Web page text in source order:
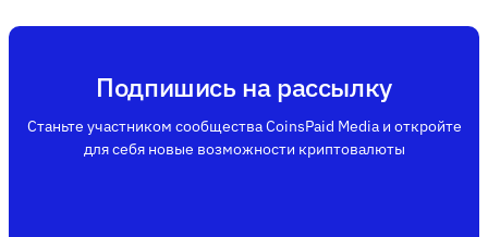
Подпишись на рассылку
Станьте участником сообщества CoinsPaid Media и откройте
для себя новые возможности криптовалюты